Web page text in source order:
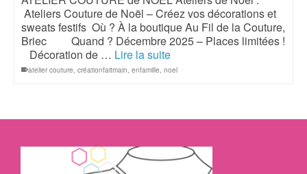
Ateliers Couture de Noël – Créez vos décorations et
sweats festifs Où ? À la boutique Au Fil de la Couture,
Briec Quand ? Décembre 2025 – Places limitées !
Décoration de … Lire la suite
atelier couture, créationfaitmain, enfamille, noel